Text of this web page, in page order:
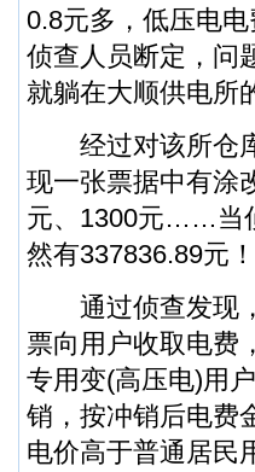
0.8元多，低压电
侦查人员断定，问
就躺在大顺供电所
经过对该所仓库
现一张票据中有涂
元、1300元……当
然有337836.89元！
通过侦查发现，
票向用户收取电费
专用变(高压电)用
销，按冲销后电费
电价高于普通居民